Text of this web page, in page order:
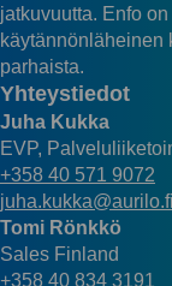
jatkuvuutta. Enfo
käytännönläheinen
parhaista.
Yhteystiedot
Juha Kukka
EVP,
+358 40 571 9072
juha.kukka@aurilo.fi
Tomi Rönkkö
Sales Finland
+358 40 834 3191